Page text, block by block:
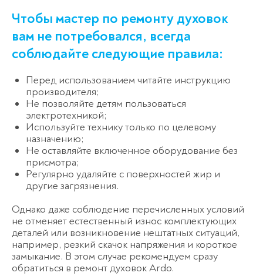
Чтобы мастер по ремонту духовок
вам не потребовался, всегда
соблюдайте следующие правила:
Перед использованием читайте инструкцию
производителя;
Не позволяйте детям пользоваться
электротехникой;
Используйте технику только по целевому
назначению;
Не оставляйте включенное оборудование без
присмотра;
Регулярно удаляйте с поверхностей жир и
другие загрязнения.
Однако даже соблюдение перечисленных условий
не отменяет естественный износ комплектующих
деталей или возникновение нештатных ситуаций,
например, резкий скачок напряжения и короткое
замыкание. В этом случае рекомендуем сразу
обратиться в ремонт духовок Ardo.